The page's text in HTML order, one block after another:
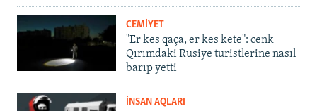
CEMİYET
"Er kes qaça, er kes kete": cenk
Qırımdaki Rusiye turistlerine nasıl
barıp yetti
İNSAN AQLARI